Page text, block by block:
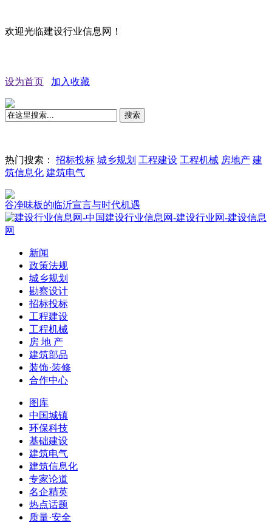
欢迎光临建设行业信息网！
设为首页 加入收藏
搜索
热门搜索： 招标投标 城乡规划 工程建设 工程机械 房地产 建
筑信息化 建筑电气
板的临沂宣言与时代机遇
新闻
政策法规
城乡规划
勘察设计
招标投标
工程建设
工程机械
房 地 产
建筑部品
装饰·装修
合作中心
图库
中国城镇
环保科技
基础建设
建筑电气
建筑信息化
专家论道
名企精英
热点话题
质量·安全